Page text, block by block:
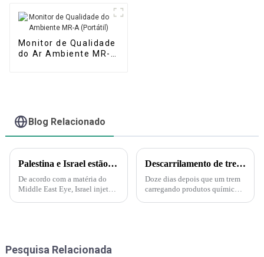
Monitor de Qualidade
do Ar Ambiente MR-A
Blog Relacionado
Palestina e Israel estão iniciando uma guerra biológica e química. A Força Delta aparece e injeta gás nervoso em túneis subterrâneos em Gaza!
De acordo com a matéria do
Middle East Eye, Israel injetará
compreensível...
Descarrilamento de trem em Ohio gera medo de substâncias tóxicas entre moradores de cidade pequena.
Doze dias depois que um trem
carregando produtos químicos
Pesquisa Relacionada